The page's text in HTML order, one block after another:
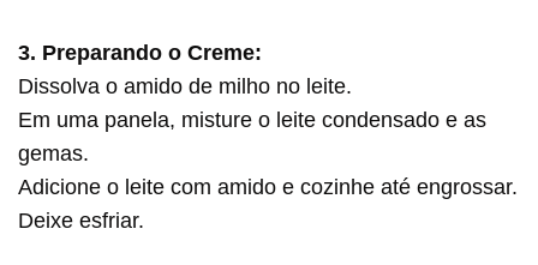
3. Preparando o Creme:
Dissolva o amido de milho no leite.
Em uma panela, misture o leite condensado e as
gemas.
Adicione o leite com amido e cozinhe até engrossar.
Deixe esfriar.